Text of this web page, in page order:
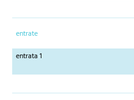
entrate
entrata 1